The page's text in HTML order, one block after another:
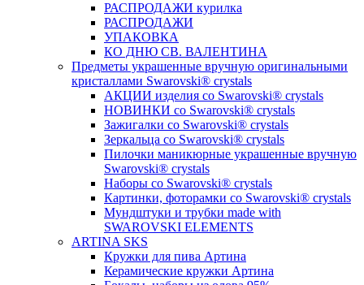
РАСПРОДАЖИ курилка
РАСПРОДАЖИ
УПАКОВКА
КО ДНЮ СВ. ВАЛЕНТИНА
Предметы украшенные вручную оригинальными
кристаллами Swarovski® crystals
АКЦИИ изделия со Swarovski® crystals
НОВИНКИ со Swarovski® crystals
Зажигалки со Swarovski® crystals
Зеркальца со Swarovski® crystals
Пилочки маникюрные украшенные вручную
Swarovski® crystals
Наборы со Swarovski® crystals
Картинки, фоторамки со Swarovski® crystals
Мундштуки и трубки made with
SWAROVSKI ELEMENTS
ARTINA SKS
Кружки для пива Артина
Керамические кружки Артина